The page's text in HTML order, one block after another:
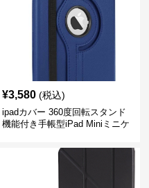
¥3,580 (税込)
ipadカバー 360度回転スタンド
機能付き手帳型iPad Miniミニケ